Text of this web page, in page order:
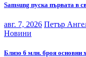
Samsung пуска първата в
авг. 7, 2026 Петър
Новини
Близо 6 млн. броя основни